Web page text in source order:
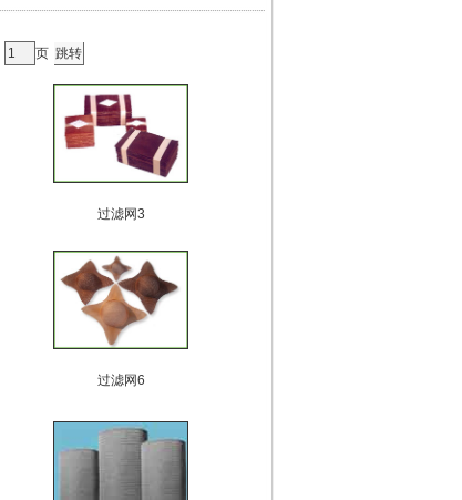
页
过滤网3
过滤网6